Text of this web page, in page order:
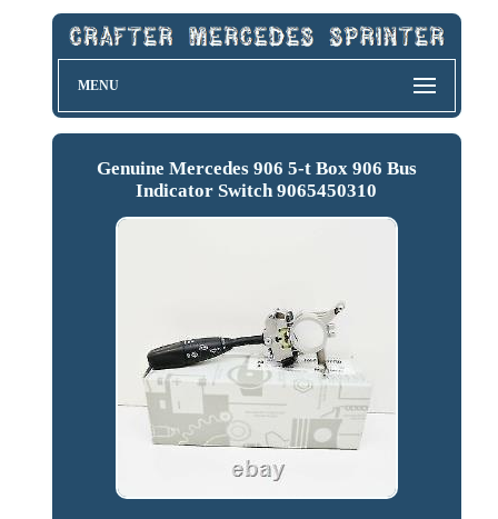
MENU
Genuine Mercedes 906 5-t Box 906 Bus
Indicator Switch 9065450310